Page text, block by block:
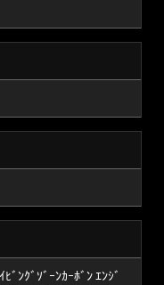
ﾞﾝｸﾞｿﾞｰﾝｶｰﾎﾞﾝ ｴﾝｼﾞ